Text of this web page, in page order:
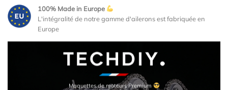
100% Made in Europe
L'intégralité de notre gamme d'ailerons est fabriquée en
Europe
Maquettes de moteurs Premium